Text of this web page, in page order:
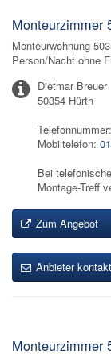
Monteurzimmer
Monteurwohnung
Person/Nacht ohne
Dietmar Breuer
50354 Hürth
Telefonnummer:
Mobiltelefon:
Bei
Montage-Treff
Zum Angebot
Anbieter
Monteurzimmer